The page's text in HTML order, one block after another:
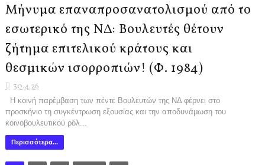
Μήνυμα επαναπροσανατολισμού από το
εσωτερικό της ΝΔ: Βουλευτές θέτουν
ζήτημα επιτελικού κράτους και
θεσμικών ισορροπιών! (Φ. 1984)
30.4.26
Η κοινή παρέμβαση των πέντε Βουλευτών της ΝΔ φέρνει στο
προσκήνιο τη συγκέντρωση εξουσίας και την αποδυνάμωση του
κοινοβουλευτικού ρόλ...
Περισσότερα...